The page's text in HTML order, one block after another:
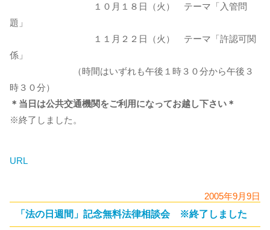
１０月１８日（火） テーマ「入管問
題」
１１月２２日（火） テーマ「許認可関
係」
（時間はいずれも午後１時３０分から午後３
時３０分）
＊当日は公共交通機関をご利用になってお越し下さい＊
※終了しました。
URL
2005年9月9日
「法の日週間」記念無料法律相談会 ※終了しました